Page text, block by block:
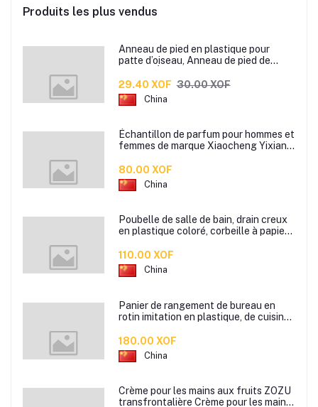
Produits les plus vendus
Anneau de pied en plastique pour
patte d’oiseau, Anneau de pied de
pour oiseaux
29.40 XOF 30.00 XOF
China
Échantillon de parfum pour hommes et
femmes de marque Xiaocheng Yixiang
80.00 XOF
China
Poubelle de salle de bain, drain creux
en plastique coloré, corbeille à papier
110.00 XOF
China
Panier de rangement de bureau en
rotin imitation en plastique, de cuisine
de rangement de salle de bain
180.00 XOF
China
Crème pour les mains aux fruits ZOZU
transfrontalière Crème pour les mains